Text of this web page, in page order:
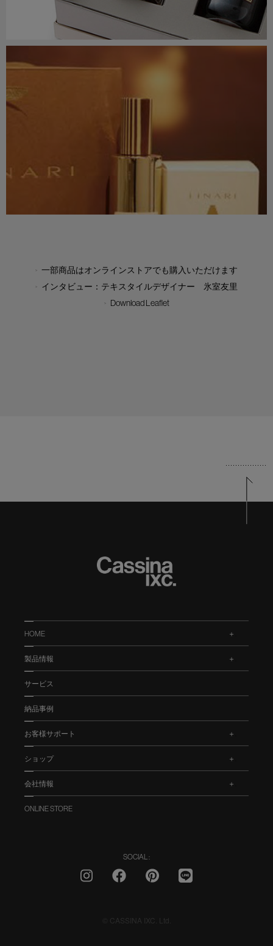
一部商品はオンラインストアでも購入いただけます
インタビュー：テキスタイルデザイナー 氷室友里
Download Leaflet
HOME
製品情報
サービス
納品事例
お客様サポート
ショップ
会社情報
ONLINE STORE
SOCIAL :
© CASSINA IXC. Ltd.